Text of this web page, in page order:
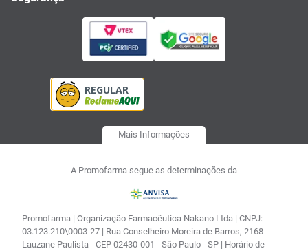
Mais Informações
A Promofarma segue as determinações da
Promofarma | Organização Farmacêutica Nakano Ltda | CNPJ:
03.123.210\0003-27 | Rua Conselheiro Moreira de Barros, 2168 -
Lauzane Paulista - CEP 02430-001 - São Paulo - SP | Horário de